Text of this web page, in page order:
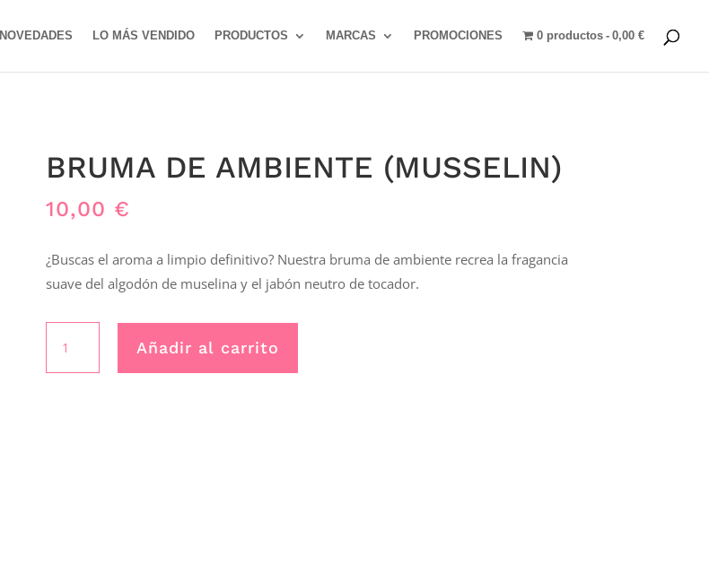
NOVEDADES LO MÁS VENDIDO PRODUCTOS MARCAS PROMOCIONES 0 productos 0,00 €
BRUMA DE AMBIENTE (MUSSELIN)
10,00 €
¿Buscas el aroma a limpio definitivo? Nuestra bruma de ambiente recrea la fragancia
suave del algodón de muselina y el jabón neutro de tocador.
AMBIENTE
Añadir al carrito